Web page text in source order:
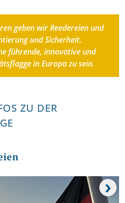
geben wir Reedereien und
und Sicherheit.
führende, innovative und
in Europa zu sein.
ZU DER
›